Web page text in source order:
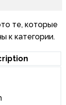
те, которые
к категории.